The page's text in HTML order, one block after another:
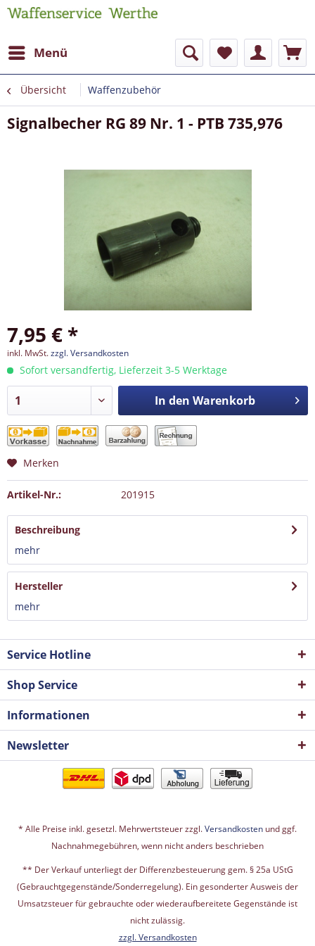
Menü
Übersicht Waffenzubehör
Signalbecher RG 89 Nr. 1 - PTB 735,976
7,95 € *
inkl. MwSt.zzgl. Versandkosten
Sofort versandfertig, Lieferzeit 3-5 Werktage
In den Warenkorb
Merken
Artikel-Nr.: 201915
Beschreibung
mehr
Hersteller
mehr
Service Hotline
Shop Service
Informationen
Newsletter
* Alle Preise inkl. gesetzl. Mehrwertsteuer zzgl.Versandkosten und ggf.
Nachnahmegebühren, wenn nicht anders beschrieben
** Der Verkauf unterliegt der Differenzbesteuerung gem. § 25a UStG
(Gebrauchtgegenstände/Sonderregelung). Ein gesonderter Ausweis der
Umsatzsteuer für gebrauchte oder wiederaufbereitete Gegenstände ist
nicht zulässig.
zzgl. Versandkosten